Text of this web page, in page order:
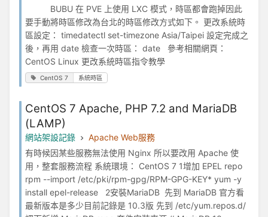
BUBU 在 PVE 上使用 LXC 模式，時區都會跑掉因此
要手動將時區修改為台北的時區修改方式如下。 更改系統時
區設定： timedatectl set-timezone Asia/Taipei 設定完成之
後，再用 date 檢查一次時區： date 參考相關網頁：
CentOS Linux 更改系統時區指令教學
CentOS 7 系統時區
CentOS 7 Apache, PHP 7.2 and MariaDB
(LAMP)
網站架設記錄
Apache Web服務
有時候因某些服務無法使用 Nginx 所以要改用 Apache 使
用，整套服務流程 系統環境： CentOS 7 1增加 EPEL repo
rpm --import /etc/pki/rpm-gpg/RPM-GPG-KEY* yum -y
install epel-release 2安裝MariaDB 先到 MariaDB 官方看
最新版本是多少目前記錄是 10.3版 先到 /etc/yum.repos.d/